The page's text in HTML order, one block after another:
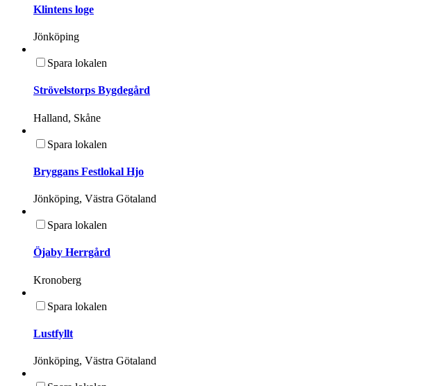
Klintens loge
Jönköping
Spara lokalen
Strövelstorps Bygdegård
Halland, Skåne
Spara lokalen
Bryggans Festlokal Hjo
Jönköping, Västra Götaland
Spara lokalen
Öjaby Herrgård
Kronoberg
Spara lokalen
Lustfyllt
Jönköping, Västra Götaland